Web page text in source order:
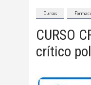
Cursos
CURSO
crítico